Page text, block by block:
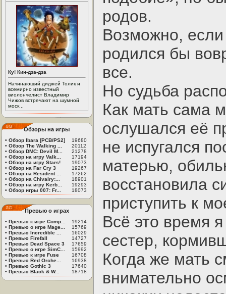
Ку! Кин-дза-дза
Начинающий диджей Толик и
всемирно известный
виолончелист Владимир
Чижов встречают на шумной
моск...
Обзоры на игры
• Обзор Ibara [PCB/PS2]
19680
• Обзор The Walking ...
20112
• Обзор DMC: Devil M...
21278
• Обзор на игру Valk...
17194
• Обзор на игру Stars!
19073
• Обзор на Far Cry 3
19267
• Обзор на Resident ...
17262
• Обзор на Chivalry:...
18901
• Обзор на игру Kerb...
19293
• Обзор игры 007: Fr... 18073
Превью о играх
• Превью к игре Comp...
19214
• Превью о игре Mage...
15769
• Превью Incredible ...
16029
• Превью Firefall
14727
• Превью Dead Space 3
17659
• Превью о игре SimC...
15992
• Превью к игре Fuse
16708
• Превью Red Orche...
16938
• Превью Gothic 3
17640
• Превью Black & W... 18718
родов.
Возможно,
родился бы
все.
Но судьба
Как мать сама
ослушался её
не испугался
матерью,
восстановила
приступить к
Всё это время
сестер,
Когда же мать
внимательно